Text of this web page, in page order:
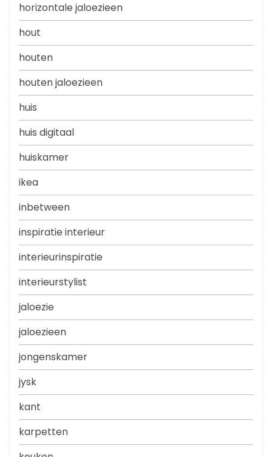
horizontale jaloezieen
hout
houten
houten jaloezieen
huis
huis digitaal
huiskamer
ikea
inbetween
inspiratie interieur
interieurinspiratie
interieurstylist
jaloezie
jaloezieen
jongenskamer
jysk
kant
karpetten